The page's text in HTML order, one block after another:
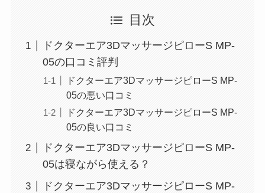
目次
ドクターエア3DマッサージピローS MP-
05の口コミ評判
ドクターエア3DマッサージピローS MP-
05の悪い口コミ
ドクターエア3DマッサージピローS MP-
05の良い口コミ
ドクターエア3DマッサージピローS MP-
05は寝ながら使える？
ドクターエア3DマッサージピローS MP-